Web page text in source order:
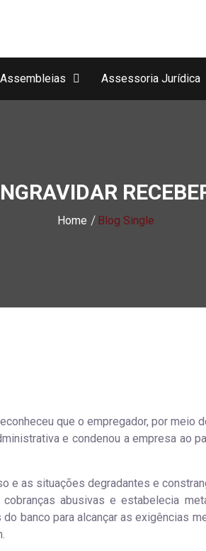
Assembleias Assessoria Jurídica
Home Blog Single
que o empregador, por meio
e condenou a empresa ao
e as situações degradantes e
abusivas e estabelecia
banco para alcançar as exigências